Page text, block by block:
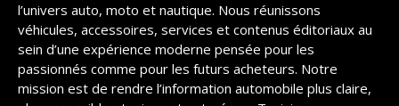
l’univers auto, moto et nautique. Nous réunissons
véhicules, accessoires, services et contenus éditoriaux au
sein d’une expérience moderne pensée pour les
passionnés comme pour les futurs acheteurs. Notre
mission est de rendre l’information automobile plus claire,